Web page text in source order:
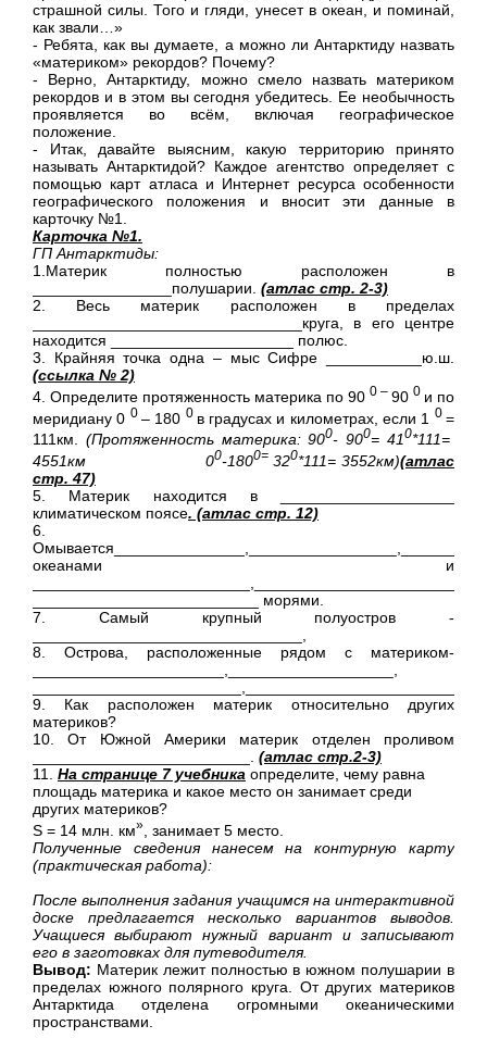
страшной силы. Того и гляди, унесет в океан, и поминай,
как звали…»
- Ребята, как вы думаете, а можно ли Антарктиду назвать
«материком» рекордов? Почему?
- Верно, Антарктиду, можно смело назвать материком
рекордов и в этом вы сегодня убедитесь. Ее необычность
проявляется во всём, включая географическое
положение.
- Итак, давайте выясним, какую территорию принято
называть Антарктидой? Каждое агентство определяет с
помощью карт атласа и Интернет ресурса особенности
географического положения и вносит эти данные в
карточку №1.
Карточка №1.
ГП Антарктиды:
1.Материк полностью расположен в
________________полушарии. (атлас стр. 2-3)
2. Весь материк расположен в пределах
_______________________________круга, в его центре
находится _____________________ полюс.
3. Крайняя точка одна – мыс Сифре ___________ю.ш.
(ссылка № 2)
4. Определите протяженность материка по 90 0 – 90 0 и по
меридиану 0 0 – 180 0 в градусах и километрах, если 1 0 =
111км. (Протяженность материка: 900- 900= 410*111=
4551км 00-1800= 320*111= 3552км)(атлас
стр. 47)
5. Материк находится в ____________________
климатическом поясе. (атлас стр. 12)
6.
океанами и
__________________________ морями.
7. Самый крупный полуостров -
8. Острова, расположенные рядом с материком-
9. Как расположен материк относительно других
материков?
10. От Южной Америки материк отделен проливом
(атлас стр.2-3)
11. На странице 7 учебника определите, чему равна
площадь материка и какое место он занимает среди
других материков?
S = 14 млн. км» , занимает 5 место.
Полученные сведения нанесем на контурную карту
(практическая работа):
После выполнения задания учащимся на интерактивной
доске предлагается несколько вариантов выводов.
Учащиеся выбирают нужный вариант и записывают
его в заготовках для путеводителя.
Вывод: Материк лежит полностью в южном полушарии в
пределах южного полярного круга. От других материков
Антарктида отделена огромными океаническими
пространствами.